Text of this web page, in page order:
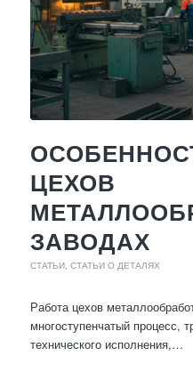
ЦЕХОВ
ЗАВОДАХ
СТАТЬИ, СТАТЬИ О ДЕТАЛЯХ
Работа цехов
многоступенчатый процесс,
технического исполнения,…